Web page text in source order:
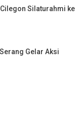
Silaturahmi ke
Gelar Aksi